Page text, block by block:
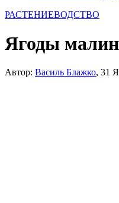
РАСТЕНИЕВОДСТВО
Ягоды
Автор: Василь Блажко, 31